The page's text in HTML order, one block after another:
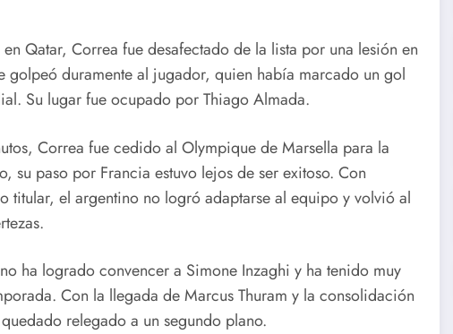
Qatar, Correa fue desafectado de la lista por una lesión en
golpeó duramente al jugador, quien había marcado un gol
Su lugar fue ocupado por Thiago Almada.
Correa fue cedido al Olympique de Marsella para la
paso por Francia estuvo lejos de ser exitoso. Con
titular, el argentino no logró adaptarse al equipo y volvió al
ha logrado convencer a Simone Inzaghi y ha tenido muy
Con la llegada de Marcus Thuram y la consolidación
relegado a un segundo plano.